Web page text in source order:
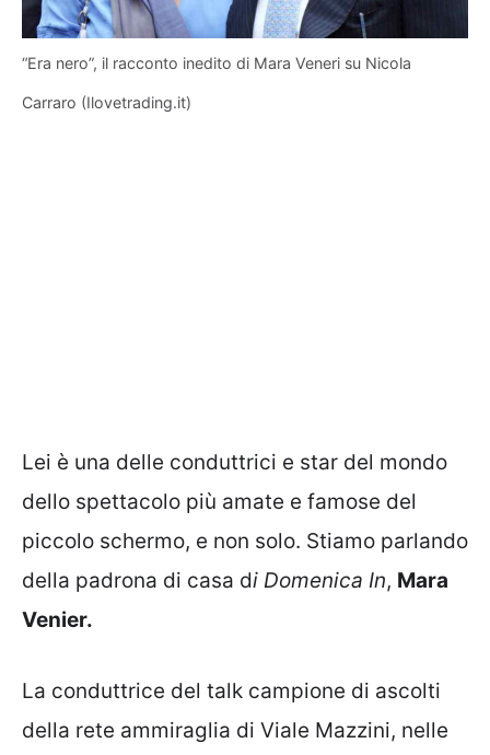
“Era nero”, il racconto inedito di Mara Veneri su Nicola
Carraro (Ilovetrading.it)
Lei è una delle conduttrici e star del mondo
dello spettacolo più amate e famose del
piccolo schermo, e non solo. Stiamo parlando
della padrona di casa di Domenica In, Mara
Venier.
La conduttrice del talk campione di ascolti
della rete ammiraglia di Viale Mazzini, nelle